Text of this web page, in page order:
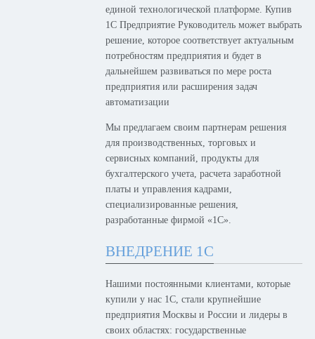
единой технологической платформе. Купив
1С Предприятие Руководитель может выбрать
решение, которое соответствует актуальным
потребностям предприятия и будет в
дальнейшем развиваться по мере роста
предприятия или расширения задач
автоматизации
Мы предлагаем своим партнерам решения
для производственных, торговых и
сервисных компаний, продукты для
бухгалтерского учета, расчета заработной
платы и управления кадрами,
специализированные решения,
разработанные фирмой «1С».
ВНЕДРЕНИЕ 1С
Нашими постоянными клиентами, которые
купили у нас 1С, стали крупнейшие
предприятия Москвы и России и лидеры в
своих областях: государственные